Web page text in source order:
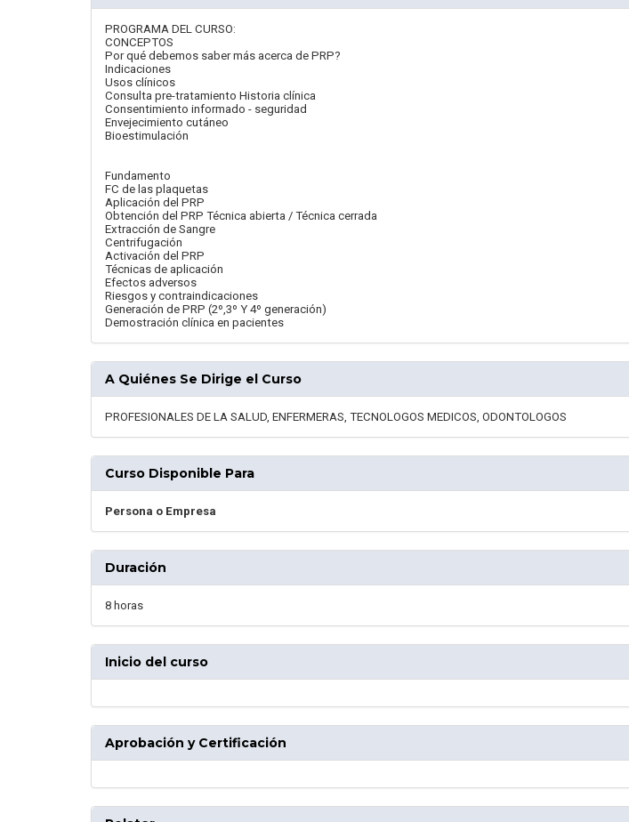
PROGRAMA DEL CURSO:
CONCEPTOS
Por qué debemos saber más acerca de PRP?
Indicaciones
Usos clínicos
Consulta pre-tratamiento Historia clínica
Consentimiento informado - seguridad
Envejecimiento cutáneo
Bioestimulación
Fundamento
FC de las plaquetas
Aplicación del PRP
Obtención del PRP Técnica abierta / Técnica cerrada
Extracción de Sangre
Centrifugación
Activación del PRP
Técnicas de aplicación
Efectos adversos
Riesgos y contraindicaciones
Generación de PRP (2º,3º Y 4º generación)
Demostración clínica en pacientes
A Quiénes Se Dirige el Curso
PROFESIONALES DE LA SALUD, ENFERMERAS, TECNOLOGOS MEDICOS, ODONTOLOGOS
Curso Disponible Para
Persona o Empresa
Duración
8 horas
Inicio del curso
Aprobación y Certificación